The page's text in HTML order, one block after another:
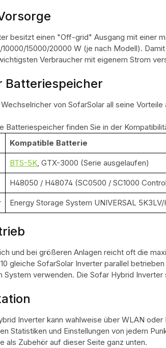
besitzt einen "Off-grid" Ausgang mit einer
15000/20000 W (je nach Modell).
Verbraucher mit eigenem Strom
Batteriespeicher
von SofarSolar all seine
Batteriespeicher finden Sie in der
Kompatible Batterie
BTS-5K, GTX-3000 (Serie ausgelaufen)
H48050 / H48074 (SC0500 / SC1000
Energy Storage System UNIVERSAL 5K3LV/
und bei größeren Anlagen reicht oft die
gleiche SofarSolar Inverter parallel
System verwenden. Die Sofar Hybrid
Inverter kann wahlweise über WLAN
Statistiken und Einstellungen von jedem
als Zubehör auf dieser Seite ganz unten.